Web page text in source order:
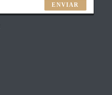
ENVIAR